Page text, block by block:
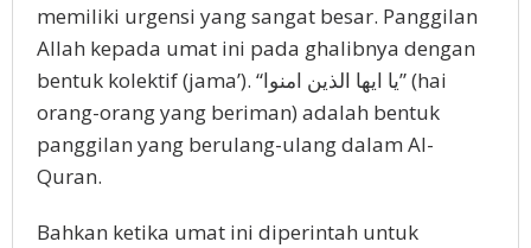
memiliki urgensi yang sangat besar. Panggilan
Allah kepada umat ini pada ghalibnya dengan
bentuk kolektif (jama’). “يا ايها الذين امنوا” (hai
orang-orang yang beriman) adalah bentuk
panggilan yang berulang-ulang dalam Al-
Quran.
Bahkan ketika umat ini diperintah untuk